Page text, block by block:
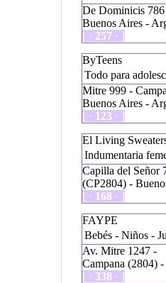
De Dominicis
Buenos Aires -
[ · 257 · ]
ByTeens
Todo para
Mitre 999 -
Buenos Aires -
[ · 123 · ]
El Living
Indumentaria
Capilla del Señor
(CP2804) -
[ · 168 · ]
FAYPE
Bebés - Niños -
Av. Mitre 1247 -
Campana (2804)
[ · 338 · ]